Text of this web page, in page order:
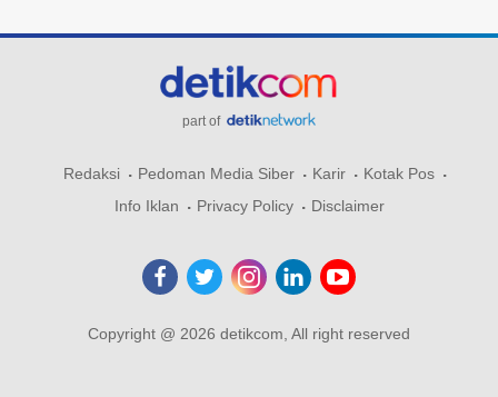
part of
Redaksi Pedoman Media Siber Karir
Kotak Pos
Info Iklan
Privacy Policy Disclaimer
Copyright @ 2026 detikcom, All right reserved